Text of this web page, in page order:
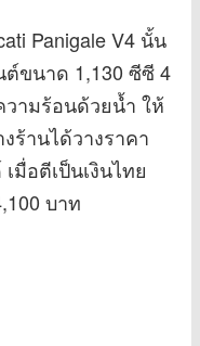
Panigale V4 นั้น
ขนาด 1,130 ซีซี 4
วามร้อนด้วยน้ำ ให้
ร้านได้วางราคา
มื่อตีเป็นเงินไทย
บาท